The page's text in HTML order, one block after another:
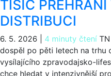
TISÍC PŘEHRÁNÍ
DISTRIBUCI
6. 5. 2026 4 minuty čtení
dospěl po pěti letech na trhu
vysílajícího zpravodajsko-
chce hledat v intenzivnější